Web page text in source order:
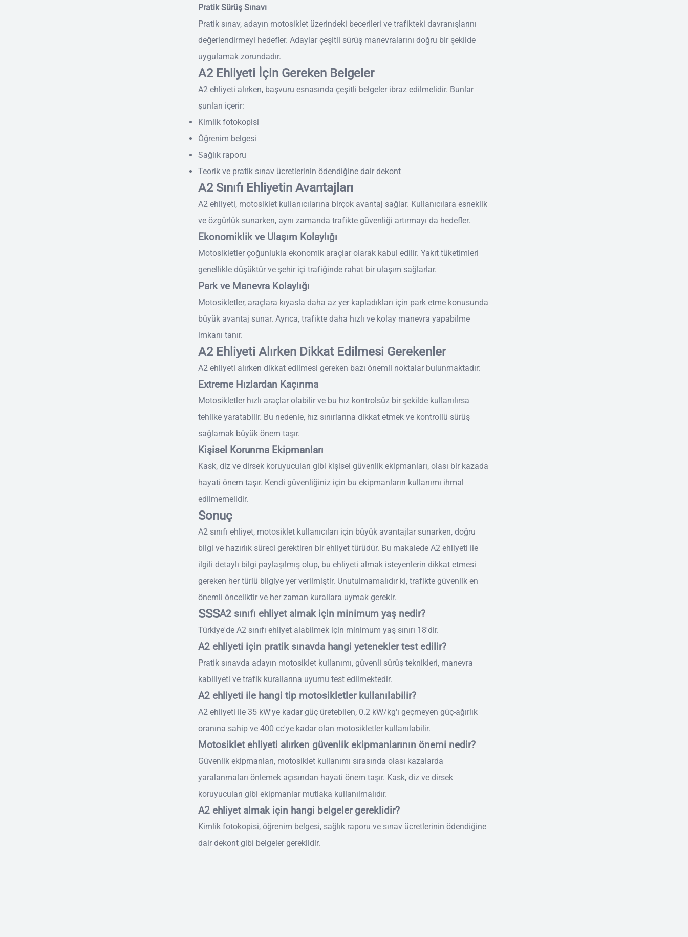
Pratik Sürüş Sınavı
Pratik sınav, adayın motosiklet üzerindeki becerileri ve trafikteki davranışlarını
değerlendirmeyi hedefler. Adaylar çeşitli sürüş manevralarını doğru bir şekilde
uygulamak zorundadır.
A2 Ehliyeti İçin Gereken Belgeler
A2 ehliyeti alırken, başvuru esnasında çeşitli belgeler ibraz edilmelidir. Bunlar
şunları içerir:
Kimlik fotokopisi
Öğrenim belgesi
Sağlık raporu
Teorik ve pratik sınav ücretlerinin ödendiğine dair dekont
A2 Sınıfı Ehliyetin Avantajları
A2 ehliyeti, motosiklet kullanıcılarına birçok avantaj sağlar. Kullanıcılara esneklik
ve özgürlük sunarken, aynı zamanda trafikte güvenliği artırmayı da hedefler.
Ekonomiklik ve Ulaşım Kolaylığı
Motosikletler çoğunlukla ekonomik araçlar olarak kabul edilir. Yakıt tüketimleri
genellikle düşüktür ve şehir içi trafiğinde rahat bir ulaşım sağlarlar.
Park ve Manevra Kolaylığı
Motosikletler, araçlara kıyasla daha az yer kapladıkları için park etme konusunda
büyük avantaj sunar. Ayrıca, trafikte daha hızlı ve kolay manevra yapabilme
imkanı tanır.
A2 Ehliyeti Alırken Dikkat Edilmesi Gerekenler
A2 ehliyeti alırken dikkat edilmesi gereken bazı önemli noktalar bulunmaktadır:
Extreme Hızlardan Kaçınma
Motosikletler hızlı araçlar olabilir ve bu hız kontrolsüz bir şekilde kullanılırsa
tehlike yaratabilir. Bu nedenle, hız sınırlarına dikkat etmek ve kontrollü sürüş
sağlamak büyük önem taşır.
Kişisel Korunma Ekipmanları
Kask, diz ve dirsek koruyucuları gibi kişisel güvenlik ekipmanları, olası bir kazada
hayati önem taşır. Kendi güvenliğiniz için bu ekipmanların kullanımı ihmal
edilmemelidir.
Sonuç
A2 sınıfı ehliyet, motosiklet kullanıcıları için büyük avantajlar sunarken, doğru
bilgi ve hazırlık süreci gerektiren bir ehliyet türüdür. Bu makalede A2 ehliyeti ile
ilgili detaylı bilgi paylaşılmış olup, bu ehliyeti almak isteyenlerin dikkat etmesi
gereken her türlü bilgiye yer verilmiştir. Unutulmamalıdır ki, trafikte güvenlik en
önemli önceliktir ve her zaman kurallara uymak gerekir.
SSSA2 sınıfı ehliyet almak için minimum yaş nedir?
Türkiye'de A2 sınıfı ehliyet alabilmek için minimum yaş sınırı 18'dir.
A2 ehliyeti için pratik sınavda hangi yetenekler test edilir?
Pratik sınavda adayın motosiklet kullanımı, güvenli sürüş teknikleri, manevra
kabiliyeti ve trafik kurallarına uyumu test edilmektedir.
A2 ehliyeti ile hangi tip motosikletler kullanılabilir?
A2 ehliyeti ile 35 kW'ye kadar güç üretebilen, 0.2 kW/kg'ı geçmeyen güç-ağırlık
oranına sahip ve 400 cc'ye kadar olan motosikletler kullanılabilir.
Motosiklet ehliyeti alırken güvenlik ekipmanlarının önemi nedir?
Güvenlik ekipmanları, motosiklet kullanımı sırasında olası kazalarda
yaralanmaları önlemek açısından hayati önem taşır. Kask, diz ve dirsek
koruyucuları gibi ekipmanlar mutlaka kullanılmalıdır.
A2 ehliyet almak için hangi belgeler gereklidir?
Kimlik fotokopisi, öğrenim belgesi, sağlık raporu ve sınav ücretlerinin ödendiğine
dair dekont gibi belgeler gereklidir.